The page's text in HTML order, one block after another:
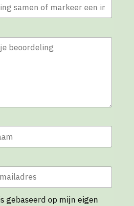
gebaseerd op mijn eigen